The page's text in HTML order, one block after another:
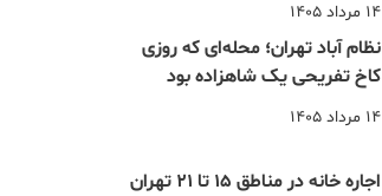
14 مرداد 1405
نظام‌ آباد تهران؛ محله‌ای که روزی
کاخ تفریحی یک شاهزاده بود
14 مرداد 1405
اجاره خانه در مناطق 15 تا 21 تهران